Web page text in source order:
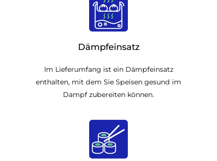
Dämpfeinsatz
Im Lieferumfang ist ein Dämpfeinsatz
enthalten, mit dem Sie Speisen gesund im
Dampf zubereiten können.